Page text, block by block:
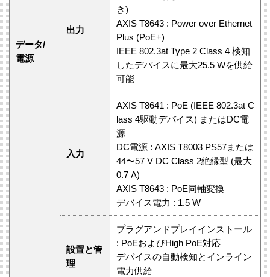
データ/
電源
出力
き)
AXIS T8643 : Power over Ethernet
Plus (PoE+)
IEEE 802.3at Type 2 Class 4 検知
したデバイスに最大25.5 Wを供給
可能
入力
AXIS T8641 : PoE (IEEE 802.3at C
lass 4駆動デバイス) またはDC電
源
DC電源 : AXIS T8003 PS57または
44〜57 V DC Class 2絶縁型 (最大
0.7 A)
AXIS T8643 : PoE同軸変換
デバイス電力 : 1.5 W
設置と管
理
プラグアンドプレイインストール
: PoEおよびHigh PoE対応
デバイスの自動検知とインライン
電力供給